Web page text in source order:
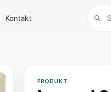
Kontakt
PRODUKT